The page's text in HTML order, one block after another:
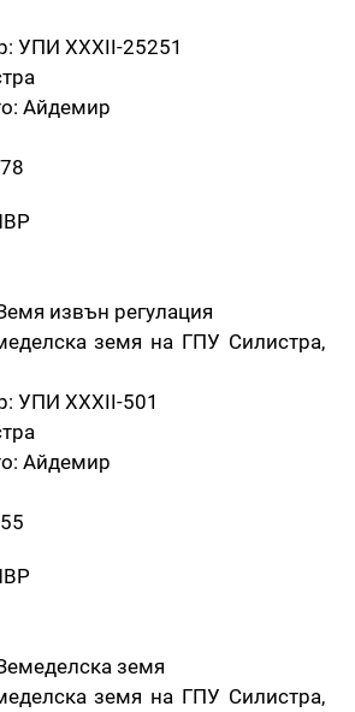
УПИ XXXII-25251
Айдемир
извън регулация
земя на ГПУ Силистра,
УПИ XXXII-501
Айдемир
земя
земя на ГПУ Силистра,